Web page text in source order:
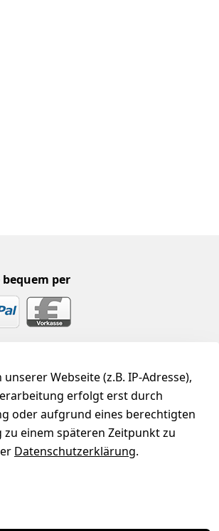
Webseite (z.B. IP-Adresse),
erfolgt erst durch
oder aufgrund eines berechtigten
einem späteren Zeitpunkt zu
Datenschutzerklärung.
bequem per